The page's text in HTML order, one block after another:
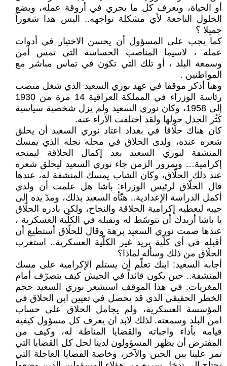
أو الحياة، ويعرف كل ما يجري في أروقة عمله، ويضع
الحلول الناجعة لأي مشكلة تواجهه.. اليس هذا شعوراً
جميلا ؟
كما يجب على المسؤول أن يحسن الاختيار في أدوات
عمله ، لاسيما المناصب الحساسة التي تمس أمن
وسمعة البلد ، أو تلك التي تكون في تماس مباشر مع
المواطنين .
وهنا أذكر موقفا في عهد نوري السعيد الذي شغل منصب
رئاسة الوزراء في المملكة العراقية 14 مرة من 1930
إلى 1958، وكان نوري السعيد ولم يزل شخصية سياسية
كَثُر الجدل حولها ولقد اختلفت الآراء عنه.
كان هناك حلّاقا في بغداد اعتاد نوري السعيد أن يحلق
شعره عنده، ولدى الحلاق في محله نجله الذي يمسك
المنشفة لنوري السعيد بعد إكمال الحلاقة ليمنحه
إكرامية… وبمرور الزمن جاء نوري السعيد ليحلق شعره
عند ذلك الحلّاق، وكان الشاب يمسك المنشفة له، عندها
قال الحلّاق لرئيس الوزراء: باشا هل علمت أن ولدي
أكمل الدراسة الإعدادية.. هنّأه السعيد بذلك، ومدّ يده إلى
جيبه ليعطيه إكرامية الحلاقة والنجاح، ولكن بادره الحلّاق
يا باشا أريدك أن تتوسّط له وتقبله في الكلّية العسكرية ،
عندها صمت نوري السعيد برهة وقال للحلّاق أستطيع أن
أقبله في أي كلّية يريد غير الكلّية العسكرية.. استغرب
الحلّاق من ذلك وسأله لماذا؟
أجابه السعيد: ابنك تعلّم أن يستلم الإكرامية على مسك
المنشفة.. حين يكون قائداً في الجيش كيف يتصرّف أمام
المغريات. في هذا الموقف استشعر نوري السعيد حجم
الخطر الحقيقي الذي قد يحصل في تعيين ابن الحلاق في
المؤسسة العسكرية، ولم يجامل الحلاق على حساب
امن البلد وسمعته. لذلك لابد ان يعرف كل مسؤول كيفية
قيامه بأداء واجباته والقضايا المناطة له، وكيف من
المفترض أن يظهر المسؤولون لدينا لحل كل القضايا التي
تمر علينا بين الحين والآخر، وخاصة القضايا العاجلة التي